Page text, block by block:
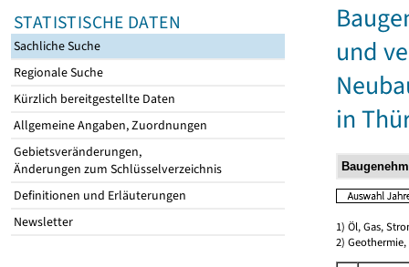
STATISTISCHE DATEN
Sachliche Suche
Regionale Suche
Kürzlich bereitgestellte Daten
Allgemeine Angaben, Zuordnungen
Gebietsveränderungen,
Änderungen zum Schlüsselverzeichnis
Definitionen und Erläuterungen
Newsletter
und
in
1) Öl, Gas,
2)